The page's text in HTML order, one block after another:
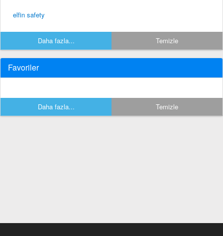
elfin safety
Daha fazla... Temizle
Favoriler
Daha fazla... Temizle